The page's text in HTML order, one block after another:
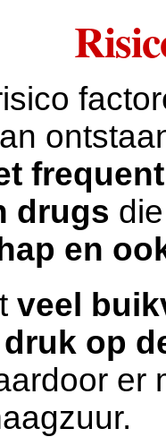
drugs
en
veel
op
er